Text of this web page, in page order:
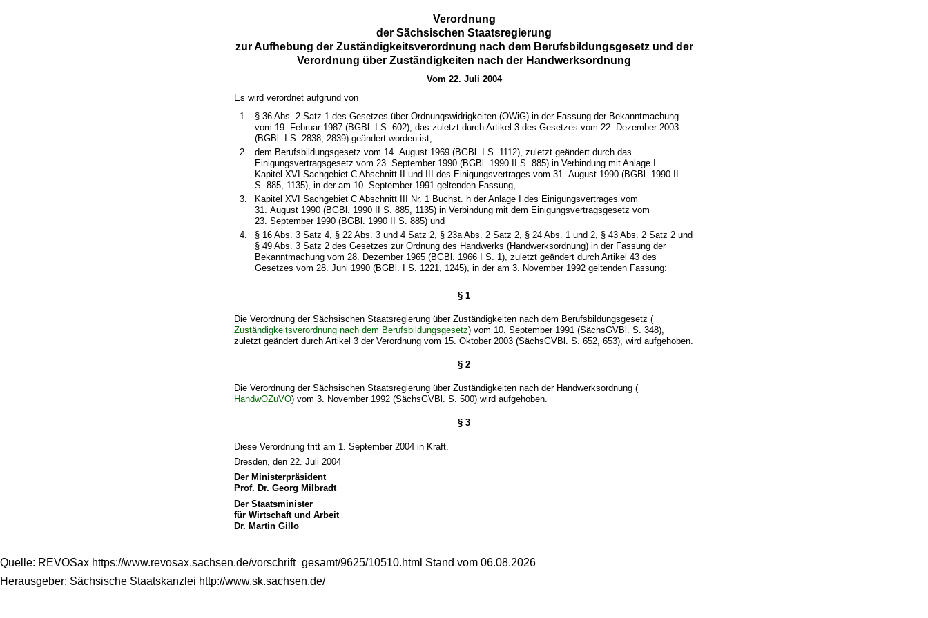
Verordnung
der Sächsischen Staatsregierung
zur Aufhebung der Zuständigkeitsverordnung nach dem Berufsbildungsgesetz und der
Verordnung über Zuständigkeiten nach der Handwerksordnung
Vom 22. Juli 2004
Es wird verordnet aufgrund von
§ 36 Abs. 2 Satz 1 des Gesetzes über Ordnungswidrigkeiten (OWiG) in der Fassung der Bekanntmachung
vom 19. Februar 1987 (BGBl. I S. 602), das zuletzt durch Artikel 3 des Gesetzes vom 22. Dezember 2003
(BGBl. I S. 2838, 2839) geändert worden ist,
dem Berufsbildungsgesetz vom 14. August 1969 (BGBl. I S. 1112), zuletzt geändert durch das
Einigungsvertragsgesetz vom 23. September 1990 (BGBl. 1990 II S. 885) in Verbindung mit Anlage I
Kapitel XVI Sachgebiet C Abschnitt II und III des Einigungsvertrages vom 31. August 1990 (BGBl. 1990 II
S. 885, 1135), in der am 10. September 1991 geltenden Fassung,
Kapitel XVI Sachgebiet C Abschnitt III Nr. 1 Buchst. h der Anlage I des Einigungsvertrages vom
31. August 1990 (BGBl. 1990 II S. 885, 1135) in Verbindung mit dem Einigungsvertragsgesetz vom
23. September 1990 (BGBl. 1990 II S. 885) und
§ 16 Abs. 3 Satz 4, § 22 Abs. 3 und 4 Satz 2, § 23a Abs. 2 Satz 2, § 24 Abs. 1 und 2, § 43 Abs. 2 Satz 2 und
§ 49 Abs. 3 Satz 2 des Gesetzes zur Ordnung des Handwerks (Handwerksordnung) in der Fassung der
Bekanntmachung vom 28. Dezember 1965 (BGBl. 1966 I S. 1), zuletzt geändert durch Artikel 43 des
Gesetzes vom 28. Juni 1990 (BGBl. I S. 1221, 1245), in der am 3. November 1992 geltenden Fassung:
§ 1
Die Verordnung der Sächsischen Staatsregierung über Zuständigkeiten nach dem Berufsbildungsgesetz (
Zuständigkeitsverordnung nach dem Berufsbildungsgesetz) vom 10. September 1991 (SächsGVBl. S. 348),
zuletzt geändert durch Artikel 3 der Verordnung vom 15. Oktober 2003 (SächsGVBl. S. 652, 653), wird aufgehoben.
§ 2
Die Verordnung der Sächsischen Staatsregierung über Zuständigkeiten nach der Handwerksordnung (
HandwOZuVO) vom 3. November 1992 (SächsGVBl. S. 500) wird aufgehoben.
§ 3
Diese Verordnung tritt am 1. September 2004 in Kraft.
Dresden, den 22. Juli 2004
Der Ministerpräsident
Prof. Dr. Georg Milbradt
Der Staatsminister
für Wirtschaft und Arbeit
Dr. Martin Gillo
Quelle: REVOSax https://www.revosax.sachsen.de/vorschrift_gesamt/9625/10510.html Stand vom 06.08.2026
Herausgeber: Sächsische Staatskanzlei http://www.sk.sachsen.de/